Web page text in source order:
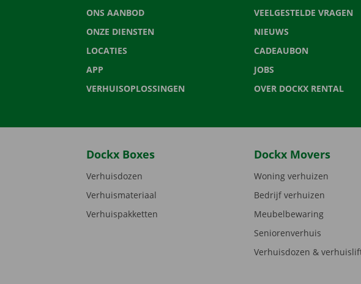
ONS AANBOD
ONZE DIENSTEN
LOCATIES
APP
VERHUISOPLOSSINGEN
VEELGESTELDE VRAGEN
NIEUWS
CADEAUBON
JOBS
OVER DOCKX RENTAL
Dockx Boxes
Verhuisdozen
Verhuismateriaal
Verhuispakketten
Dockx Movers
Woning verhuizen
Bedrijf verhuizen
Meubelbewaring
Seniorenverhuis
Verhuisdozen &